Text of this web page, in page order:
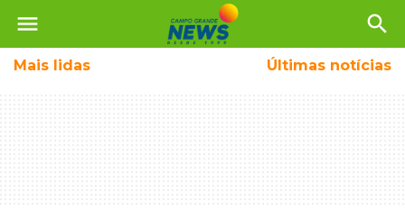
menu search
Mais lidas Últimas notícias